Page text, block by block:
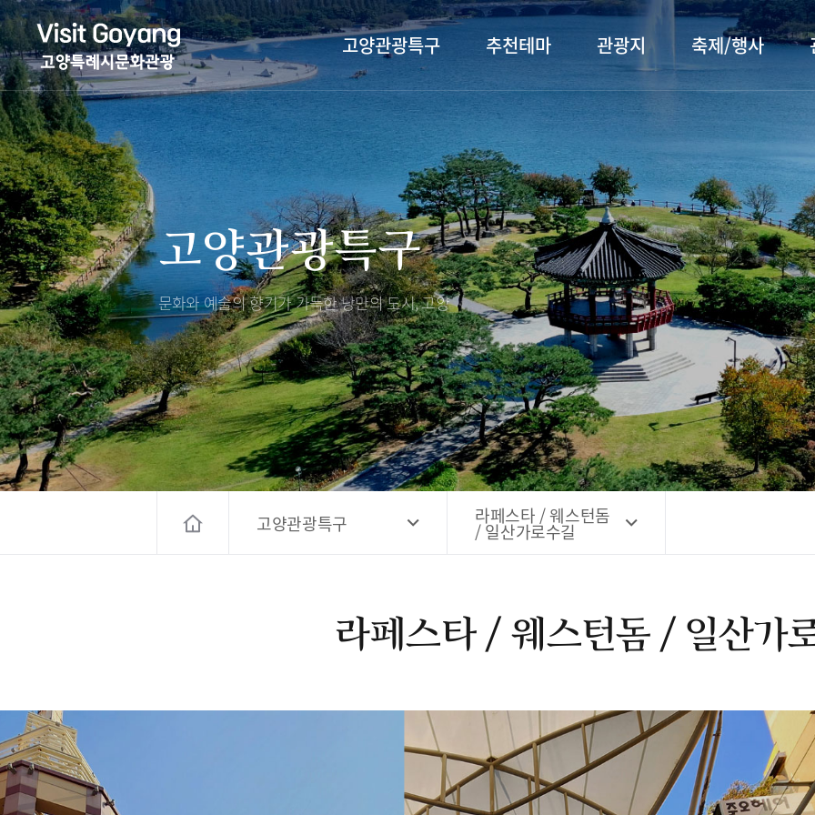
고양관광특구 추천테마
관광특화거리
TV속 고양 나들이
야경 나들이
자전거 나들이
도보관광 나들이
DMZ평화의길
행주산성
서오릉/서삼릉
전시관/박물관
장항습
누리길
벚꽃명
고양시 예술창작공간 해움
고양시 예술창작공간 새들
관광지 축제/행사
대표축제
축제/행사
행사소개
프로그램 안내
사전신청
자주 묻는 질문
고양관광정보센터 소개
층별안내
편의시설
오시는길
대표먹거리
전통시장
템플스테이
숙박 정보
쇼핑 정보
문화
해설사
고양시관광협의회
고양컨벤션뷰로
경기관광
대한민국 구석구석
공지사항
홍보영상
전자관광지도 다도라
관광안내홍보물
고양관광특구
문화와 예술의 향기가 가득한낭만의 도시, 고양
고양관광특구 라페스타 / 웨스턴돔
/ 일산가로수길
라페스타 / 웨스턴돔 / 일산가